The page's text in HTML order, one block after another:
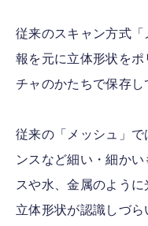
従来のスキャン方式
報を元に立体形状を
チャのかたちで保存し
従来の「メッシュ」
ンスなど細い・細か
スや水、金属のように
立体形状が認識しづ